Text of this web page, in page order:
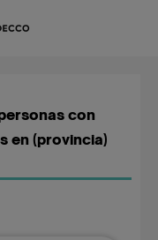
con
en (provincia)